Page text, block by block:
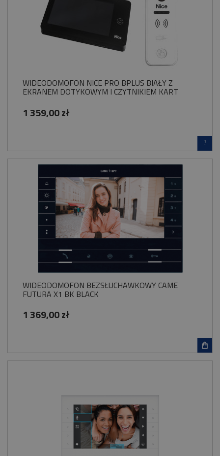
WIDEODOMOFON NICE PRO BPLUS BIAŁY Z
EKRANEM DOTYKOWYM I CZYTNIKIEM KART
1 359,00 zł
?
WIDEODOMOFON BEZSŁUCHAWKOWY CAME
FUTURA X1 BK BLACK
1 369,00 zł